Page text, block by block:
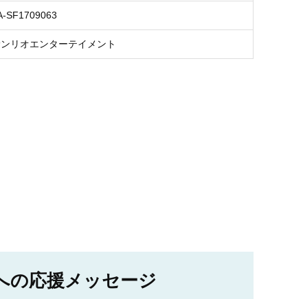
SF1709063
リオエンターテイメント
の応援メッセージ